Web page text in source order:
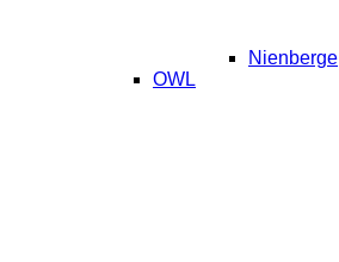
Nienberge
OWL